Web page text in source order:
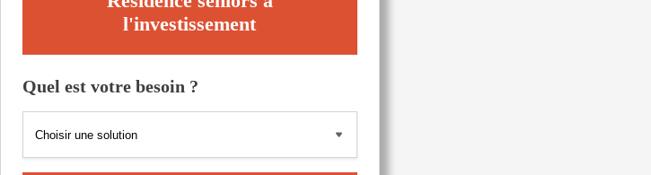
l'investissement
Quel est votre besoin ?